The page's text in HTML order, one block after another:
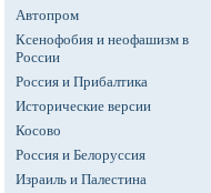
Автопром
Ксенофобия и неофашизм в
России
Россия и Прибалтика
Исторические версии
Косово
Россия и Белоруссия
Израиль и Палестина